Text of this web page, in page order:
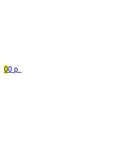
00 р.